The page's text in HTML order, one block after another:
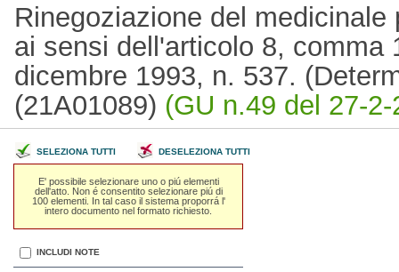
Rinegoziazione del
ai sensi dell'articolo 8, comma
dicembre 1993, n. 537.
(21A01089) (GU n.49 del 27-
SELEZIONA TUTTI DESELEZIONA TUTTI
E' possibile selezionare uno o piú elementi
dell'atto. Non é consentito selezionare piú di
100 elementi. In tal caso il sistema proporrá l'
intero documento nel formato richiesto.
INCLUDI NOTE